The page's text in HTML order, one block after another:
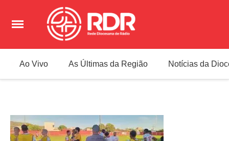
Ao Vivo As Últimas da Região Notícias da